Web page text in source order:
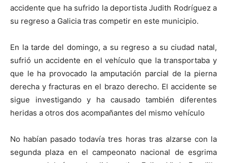
accidente que ha sufrido la deportista Judith Rodríguez a
su regreso a Galicia tras competir en este municipio.
En la tarde del domingo, a su regreso a su ciudad natal,
sufrió un accidente en el vehículo que la transportaba y
que le ha provocado la amputación parcial de la pierna
derecha y fracturas en el brazo derecho. El accidente se
sigue investigando y ha causado también diferentes
heridas a otros dos acompañantes del mismo vehículo
No habían pasado todavía tres horas tras alzarse con la
segunda plaza en el campeonato nacional de esgrima